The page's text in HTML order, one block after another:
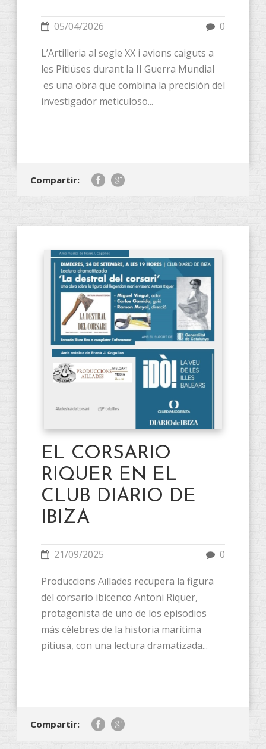
05/04/2026 0
L’Artilleria al segle XX i avions caiguts a
les Pitiüses durant la II Guerra Mundial
es una obra que combina la precisión del
investigador meticuloso...
Compartir:
EL CORSARIO
RIQUER EN EL
CLUB DIARIO DE
IBIZA
21/09/2025 0
Produccions Aïllades recupera la figura
del corsario ibicenco Antoni Riquer,
protagonista de uno de los episodios
más célebres de la historia marítima
pitiusa, con una lectura dramatizada...
Compartir: